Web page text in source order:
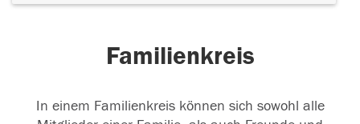
Familienkreis
In einem Familienkreis können sich sowohl alle